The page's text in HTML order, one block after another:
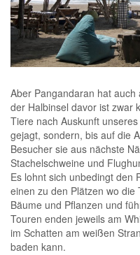
Aber Pangandaran hat
der Halbinsel davor ist zwar
Tiere nach Auskunft
gejagt, sondern, bis auf die
Besucher sie aus nächste
Stachelschweine und
Es lohnt sich unbedingt den
einen zu den Plätzen wo
Bäume und Pflanzen und
Touren enden jeweils am
im Schatten am weißen
baden kann.